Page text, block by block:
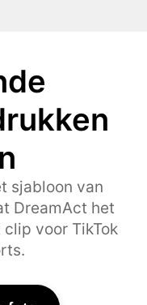
sjabloon van
DreamAct het
voor TikTok